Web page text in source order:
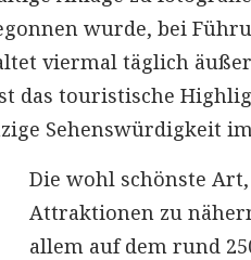
wurde, bei
viermal täglich
das touristische
Sehenswürdigkeit
Die wohl schönste
Attraktionen zu
allem auf dem rund